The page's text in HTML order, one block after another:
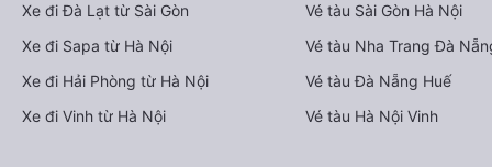
Xe đi Đà Lạt từ Sài Gòn
Xe đi Sapa từ Hà Nội
Xe đi Hải Phòng từ Hà Nội
Xe đi Vinh từ Hà Nội
Vé tàu Sài Gòn Hà Nội
Vé tàu Nha Trang Đà
Vé tàu Đà Nẵng Huế
Vé tàu Hà Nội Vinh